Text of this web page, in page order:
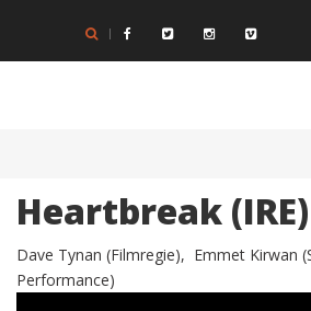
Inhalt
Heartbreak (IRE)
Dave Tynan (Filmregie), Emmet Kirwan
Performance)